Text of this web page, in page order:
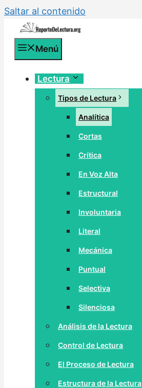
Saltar al contenido
Menú
Lectura
Tipos de Lectura
Analítica
Cortas
Crítica
En Voz Alta
Estructural
Involuntaria
Literal
Mecánica
Puntual
Selectiva
Silenciosa
Análisis de la Lectura
Control de Lectura
El Proceso de Lectura
Estructura de la Lectura